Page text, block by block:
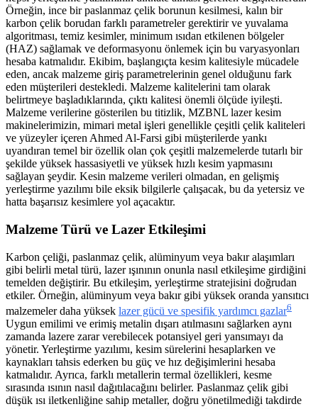
Örneğin, ince bir paslanmaz çelik borunun kesilmesi, kalın bir
karbon çelik borudan farklı parametreler gerektirir ve yuvalama
algoritması, temiz kesimler, minimum ısıdan etkilenen bölgeler
(HAZ) sağlamak ve deformasyonu önlemek için bu varyasyonları
hesaba katmalıdır. Ekibim, başlangıçta kesim kalitesiyle mücadele
eden, ancak malzeme giriş parametrelerinin genel olduğunu fark
eden müşterileri destekledi. Malzeme kalitelerini tam olarak
belirtmeye başladıklarında, çıktı kalitesi önemli ölçüde iyileşti.
Malzeme verilerine gösterilen bu titizlik, MZBNL lazer kesim
makinelerimizin, mimari metal işleri genellikle çeşitli çelik kaliteleri
ve yüzeyler içeren Ahmed Al-Farsi gibi müşterilerde yankı
uyandıran temel bir özellik olan çok çeşitli malzemelerde tutarlı bir
şekilde yüksek hassasiyetli ve yüksek hızlı kesim yapmasını
sağlayan şeydir. Kesin malzeme verileri olmadan, en gelişmiş
yerleştirme yazılımı bile eksik bilgilerle çalışacak, bu da yetersiz ve
hatta başarısız kesimlere yol açacaktır.
Malzeme Türü ve Lazer Etkileşimi
Karbon çeliği, paslanmaz çelik, alüminyum veya bakır alaşımları
gibi belirli metal türü, lazer ışınının onunla nasıl etkileşime girdiğini
temelden değiştirir. Bu etkileşim, yerleştirme stratejisini doğrudan
etkiler. Örneğin, alüminyum veya bakır gibi yüksek oranda yansıtıcı
malzemeler daha yüksek lazer gücü ve spesifik yardımcı gazlar6
Uygun emilimi ve erimiş metalin dışarı atılmasını sağlarken aynı
zamanda lazere zarar verebilecek potansiyel geri yansımayı da
yönetir. Yerleştirme yazılımı, kesim sürelerini hesaplarken ve
kaynakları tahsis ederken bu güç ve hız değişimlerini hesaba
katmalıdır. Ayrıca, farklı metallerin termal özellikleri, kesme
sırasında ısının nasıl dağıtılacağını belirler. Paslanmaz çelik gibi
düşük ısı iletkenliğine sahip metaller, doğru yönetilmediği takdirde